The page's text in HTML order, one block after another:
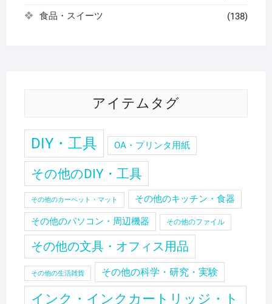
食品・スイーツ (138)
アイテムタグ
DIY・工具 OA・プリンタ用紙
その他のDIY・工具
その他のカーペット・マット その他のキッチン・食器
その他のパソコン・周辺機器 その他のファイル
その他の文具・オフィス用品
その他の生活雑貨 その他の科学・研究・実験
インク・インクカートリッジ・ト